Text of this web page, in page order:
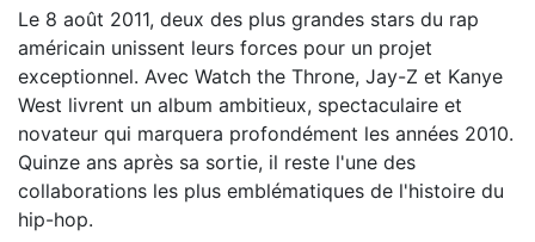
Le 8 août 2011, deux des plus grandes stars du rap
américain unissent leurs forces pour un projet
exceptionnel. Avec Watch the Throne, Jay-Z et Kanye
West livrent un album ambitieux, spectaculaire et
novateur qui marquera profondément les années 2010.
Quinze ans après sa sortie, il reste l'une des
collaborations les plus emblématiques de l'histoire du
hip-hop.